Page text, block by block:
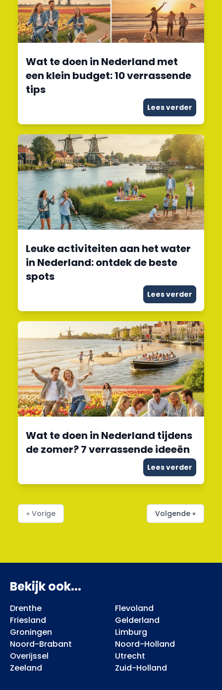
Wat te doen in Nederland met
een klein budget: 10 verrassende
tips
Lees verder
Leuke activiteiten aan het water
in Nederland: ontdek de beste
spots
Lees verder
Wat te doen in Nederland tijdens
de zomer? 7 verrassende ideeën
Lees verder
« Vorige Volgende »
Bekijk ook...
Drenthe
Flevoland
Friesland
Gelderland
Groningen
Limburg
Noord-Brabant
Noord-Holland
Overijssel
Utrecht
Zeeland
Zuid-Holland